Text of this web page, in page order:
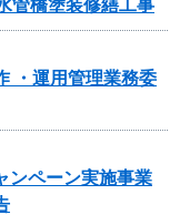
管橋塗装修繕工事
・運用管理業務委
ンペーン実施事業